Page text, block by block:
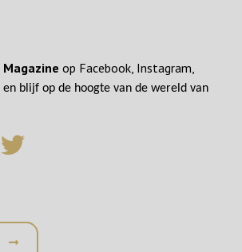
op Facebook, Instagram,
en blijf op de hoogte van de wereld van